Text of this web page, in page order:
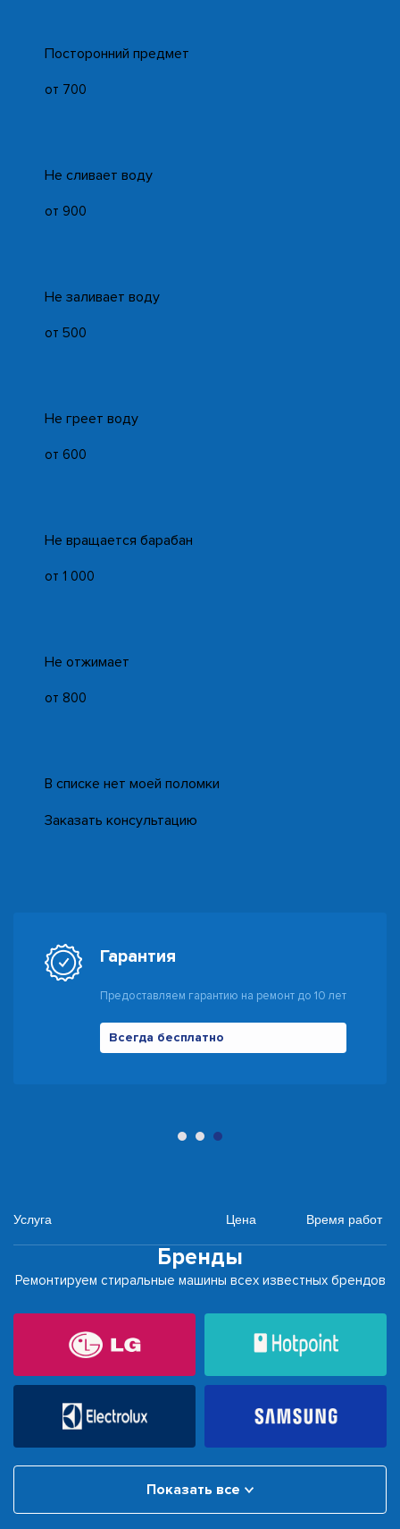
Посторонний предмет
от 700
Не сливает воду
от 900
Не заливает воду
от 500
Не греет воду
от 600
Не вращается барабан
от 1 000
Не отжимает
от 800
В списке нет моей поломки
Заказать консультацию
Гарантия
Предоставляем гарантию на ремонт до 10 лет
Всегда бесплатно
Услуга Цена Время работ
Бренды
Ремонтируем стиральные машины всех известных брендов
Показать все